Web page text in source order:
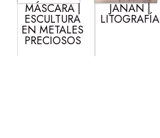
MÁSCARA |
ESCULTURA
EN METALES
PRECIOSOS
JANAN |
LITOGRAFÍA